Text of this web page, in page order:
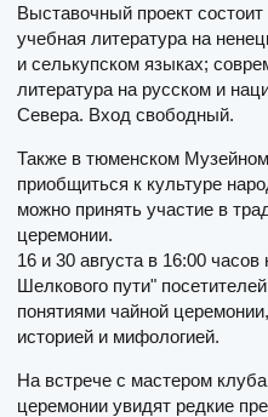
Выставочный проект
учебная литература на
и селькупском языках;
литература на русском и
Севера. Вход свободный.
Также в тюменском
приобщиться к культуре
можно принять участие в
церемонии.
16 и 30 августа в 16:00
Шелкового пути"
понятиями чайной
историей и мифологией.
На встрече с мастером
церемонии увидят редкие